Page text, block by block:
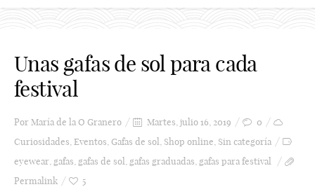
Unas gafas de sol para cada
festival
PorMaría de la O Granero Martes, julio 16, 2019
0
Curiosidades Eventos Gafas de sol Shop online Sin categoría
eyewear gafas gafas de sol gafas graduadas gafas para festival
Permalink
5